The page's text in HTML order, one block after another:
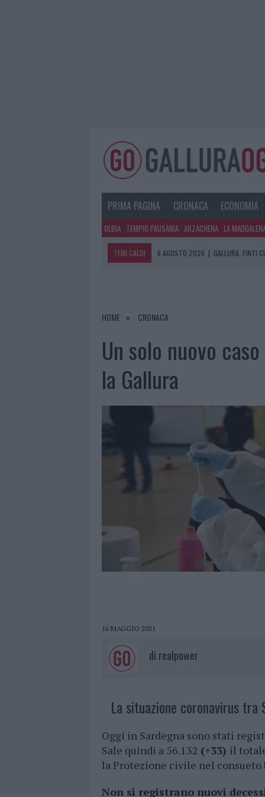
PRIMA PAGINA CRONACA ECONOMIA
OLBIA TEMPIO PAUSANIA ARZACHENA LA
TEMI CALDI 6 AGOSTO 2026 | GALLURA, FINTI
HOME CRONACA
Un solo nuovo
la Gallura
16 MAGGIO 2021
di realpower
La situazione coronavirus tra
Oggi in Sardegna sono stati
Sale quindi a 56.132 (+33) il
la Protezione civile nel
Non si registrano nuovi